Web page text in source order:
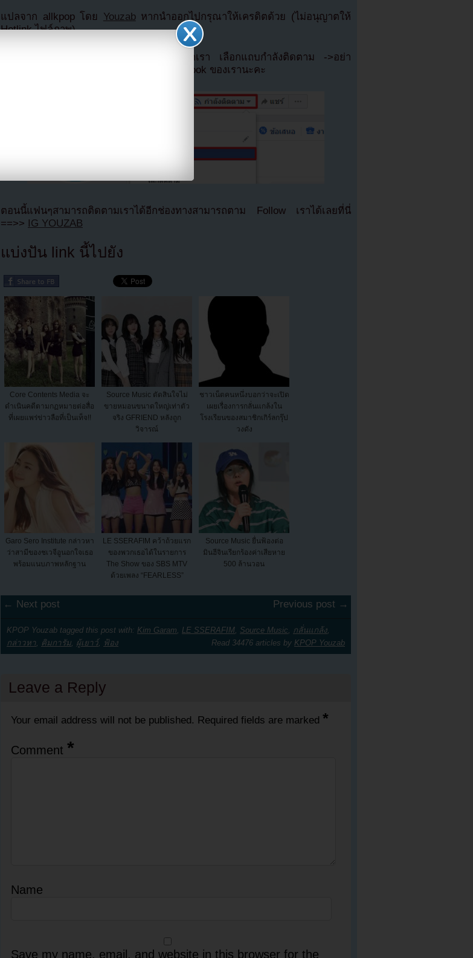
แปลจาก allkpop โดย Youzabหากนำออกไปกรุณาให้เครดิตด้วย (ไม่อนุญาตให้
Hotlink ไฟล์ภาพ)
หากไม่ต้องการพลาดข่าวสารอย่างรวดเร็วจากเรา เลือกแถบกำลังติดตาม ->อย่า
เลือกเห็นโพสต์ก่อนของเพจ Facebook ของเรานะคะ
ตอนนี้แฟนๆสามารถติดตามเราได้อีกช่องทางสามารถตาม Follow เราได้เลยที่นี่
==>> IG YOUZAB
แบ่งปัน link นี้ไปยัง
Core Contents Media จะ
ดำเนินคดีตามกฏหมายต่อสื่อ
ที่เผยแพร่ข่าวลือที่เป็นเท็จ!!
Source Music ตัดสินใจไม่
ขายหมอนขนาดใหญ่เท่าตัว
จริง GFRIEND หลังถูก
วิจารณ์
ชาวเน็ตคนหนึ่งบอกว่าจะเปิด
เผยเรื่องการกลั่นแกล้งใน
โรงเรียนของสมาชิกเกิร์ลกรุ๊ป
วงดัง
Garo Sero Institute กล่าวหา
ว่าสามีของชเวจีอูนอกใจเธอ
พร้อมแนบภาพหลักฐาน
LE SSERAFIM คว้าถ้วยแรก
ของพวกเธอได้ในรายการ
The Show ของ SBS MTV
ด้วยเพลง “FEARLESS”
Source Music ยื่นฟ้องต่อ
มินฮีจินเรียกร้องค่าเสียหาย
500 ล้านวอน
← Next post Previous post →
KPOP Youzab tagged this post with: Kim Garam LE SSERAFIM Source Music กลั่นแกล้ง
กล่าวหา
คิมการัม ผู้เยาว์ ฟ้อง Read 34476 articles by KPOP Youzab
Leave a Reply
Your email address will not be published. Required fields are marked *
Comment *
Name
Save my name, email, and website in this browser for the